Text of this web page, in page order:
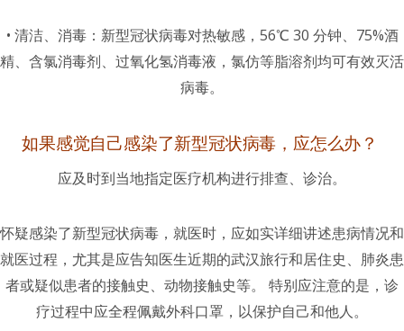
• 清洁、消毒：新型冠状病毒对热敏感，56℃ 30 分钟、75%酒
精、含氯消毒剂、过氧化氢消毒液，氯仿等脂溶剂均可有效灭活
病毒。
如果感觉自己感染了新型冠状病毒，应怎么办？
应及时到当地指定医疗机构进行排查、诊治。
怀疑感染了新型冠状病毒，就医时，应如实详细讲述患病情况和
就医过程，尤其是应告知医生近期的武汉旅行和居住史、肺炎患
者或疑似患者的接触史、动物接触史等。 特别应注意的是，诊
疗过程中应全程佩戴外科口罩，以保护自己和他人。